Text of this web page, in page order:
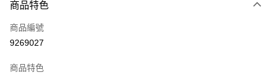
信用卡一次付款
超商取貨付款
商品特色
商品編號
9269027
商品特色